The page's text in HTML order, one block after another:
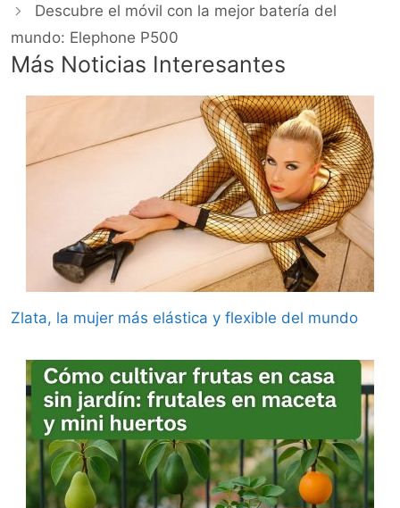
Descubre el móvil con la mejor batería del
mundo: Elephone P500
Más Noticias Interesantes
Zlata, la mujer más elástica y flexible del mundo